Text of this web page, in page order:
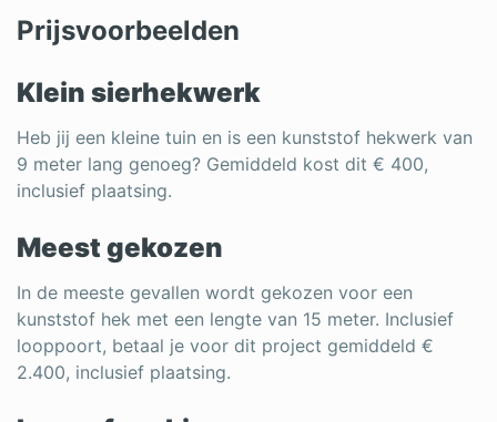
Prijsvoorbeelden
Klein sierhekwerk
Heb jij een kleine tuin en is een kunststof hekwerk van
9 meter lang genoeg? Gemiddeld kost dit € 400,
inclusief plaatsing.
Meest gekozen
In de meeste gevallen wordt gekozen voor een
kunststof hek met een lengte van 15 meter. Inclusief
looppoort, betaal je voor dit project gemiddeld €
2.400, inclusief plaatsing.